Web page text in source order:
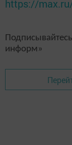
https://
информ»